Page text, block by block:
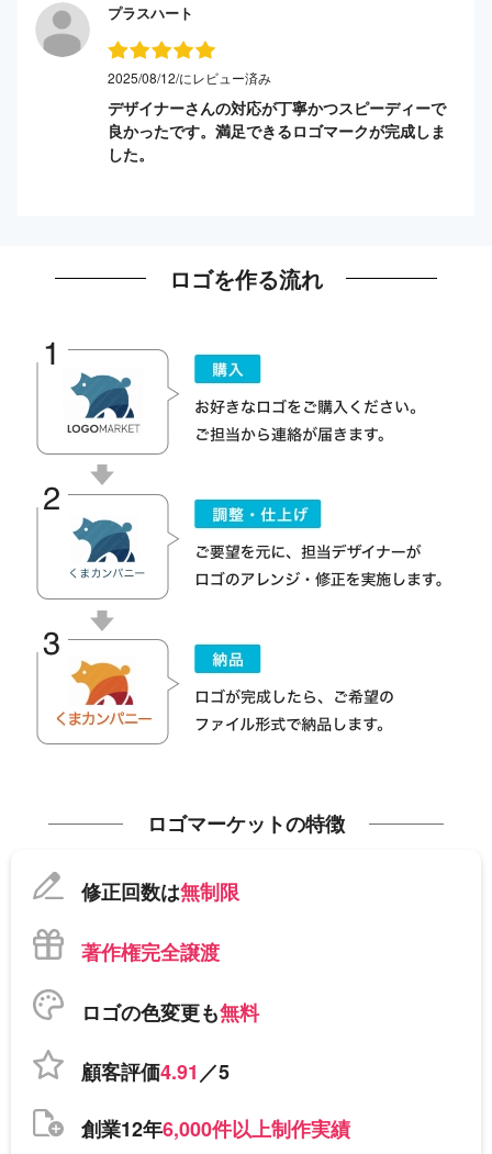
プラスハート
2025/08/12/にレビュー済み
デザイナーさんの対応が丁寧かつスピーディーで
良かったです。満足できるロゴマークが完成しま
した。
ロゴを作る流れ
ロゴマーケットの特徴
修正回数は無制限
著作権完全譲渡
ロゴの色変更も無料
顧客評価4.91／5
創業12年6,000件以上制作実績